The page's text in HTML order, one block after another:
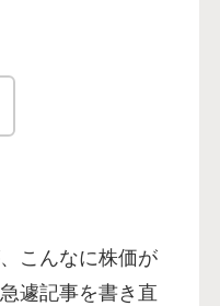
こんなに株価が
遽記事を書き直